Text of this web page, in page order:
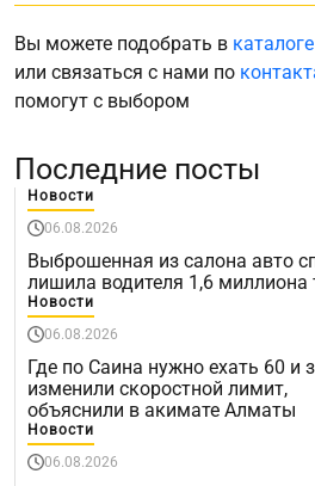
Вы можете подобрать в каталоге
или связаться с нами по
помогут с выбором
Последние посты
Новости
06.08.2026
Выброшенная из салона авто
лишила водителя 1,6 миллиона
Новости
06.08.2026
Где по Саина нужно ехать 60 и
изменили скоростной лимит,
объяснили в акимате Алматы
Новости
06.08.2026